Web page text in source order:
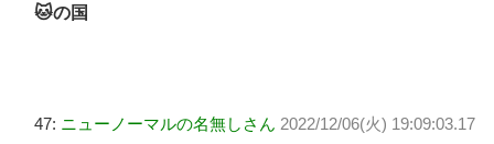
🐱の国
47: ニューノーマルの名無しさん 2022/12/06(火) 19:09:03.17